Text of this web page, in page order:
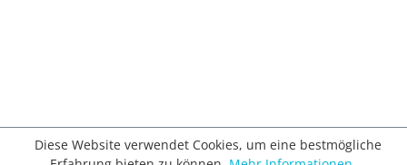
Diese Website verwendet Cookies, um eine bestmögliche